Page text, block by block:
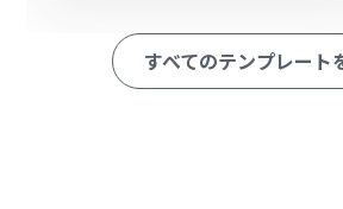
■このワークフローのカスタムポイント
HubSpotのトリガー設定では、取
すべてのテンプレート